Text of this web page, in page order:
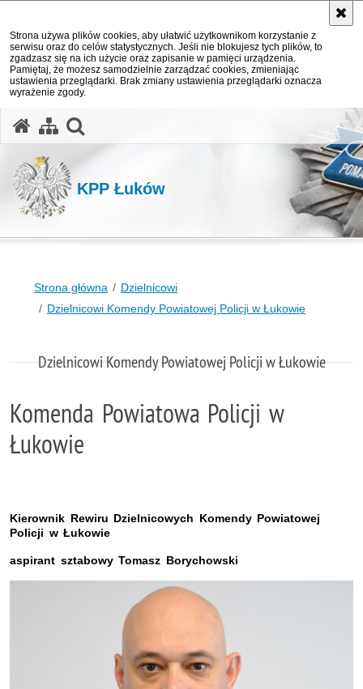
Strona używa plików cookies, aby ułatwić użytkownikom korzystanie z
serwisu oraz do celów statystycznych. Jeśli nie blokujesz tych plików, to
zgadzasz się na ich użycie oraz zapisanie w pamięci urządzenia.
Pamiętaj, że możesz samodzielnie zarządzać cookies, zmieniając
ustawienia przeglądarki. Brak zmiany ustawienia przeglądarki oznacza
wyrażenie zgody.
KPP Łuków
Strona główna
Dzielnicowi
Dzielnicowi Komendy Powiatowej Policji w Łukowie
Dzielnicowi Komendy Powiatowej Policji w Łukowie
Komenda Powiatowa Policji w
Łukowie
Kierownik Rewiru Dzielnicowych Komendy Powiatowej
Policji w Łukowie
aspirant sztabowy Tomasz Borychowski